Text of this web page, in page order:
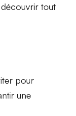
tout
pour
une